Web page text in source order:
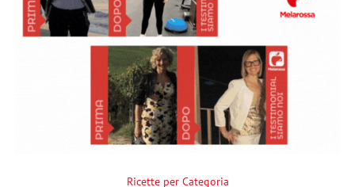
Ricette per Categoria